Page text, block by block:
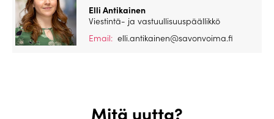
Elli Antikainen
Viestintä- ja vastuullisuuspäällikkö
Email: elli.antikainen@savonvoima.fi
Mitä uutta?